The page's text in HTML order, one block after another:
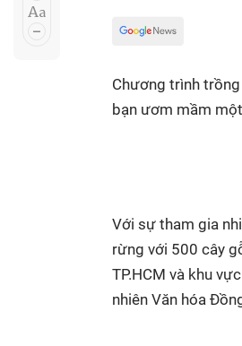
Không
Hồ Chí
Chương trình
bạn ươm mầm
Với sự tham gia
rừng với 500 cây
TP.HCM và khu
nhiên Văn hóa